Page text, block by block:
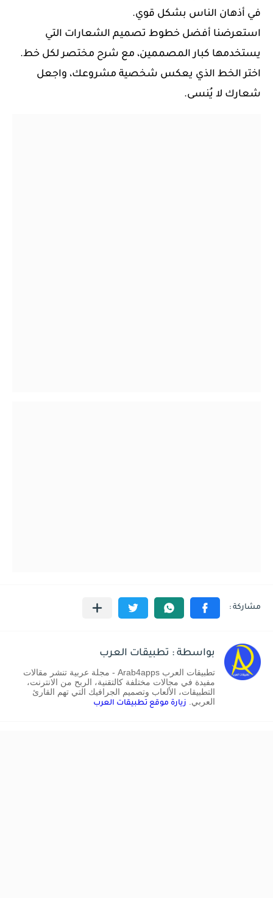
في أذهان الناس بشكل قوي.
استعرضنا أفضل خطوط تصميم الشعارات التي
يستخدمها كبار المصممين، مع شرح مختصر لكل خط.
اختر الخط الذي يعكس شخصية مشروعك، واجعل
شعارك لا يُنسى.
بواسطة : تطبيقات العرب
تطبيقات العرب Arab4apps - مجلة عربية تنشر مقالات
مفيدة في مجالات مختلفة كالتقنية، الربح من الانترنت،
التطبيقات، الألعاب وتصميم الجرافيك التي تهم القارئ
العربي.
زيارة موقع تطبيقات العرب